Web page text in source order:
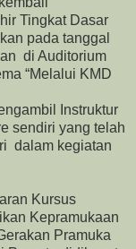
Tingkat Dasar
pada tanggal
di Auditorium
“Melalui KMD
Instruktur
sendiri yang telah
dalam kegiatan
Kursus
Kepramukaan
Pramuka